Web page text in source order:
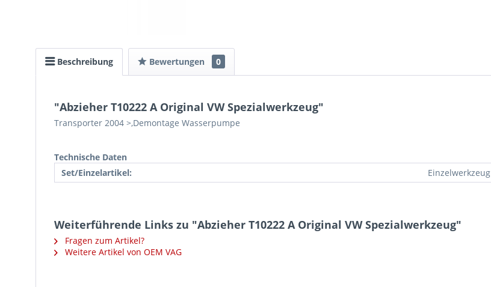
Beschreibung Bewertungen 0
"Abzieher T10222 A Original VW Spezialwerkzeug"
Transporter 2004 >,Demontage Wasserpumpe
Technische Daten
Set/Einzelartikel:
Einzelwerkzeug
Weiterführende Links zu "Abzieher T10222 A Original VW Spezialwerkzeug"
Fragen zum Artikel?
Weitere Artikel von OEM VAG